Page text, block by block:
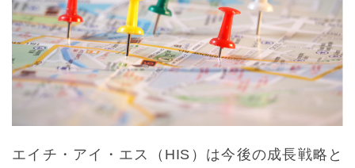
エイチ・アイ・エス（HIS）は今後の成長戦略と